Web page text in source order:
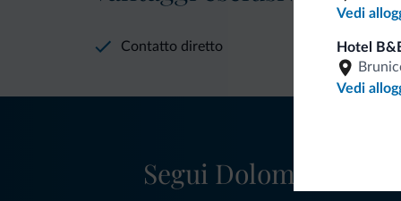
Vedi
Hotel
Vedi
Contatto diretto
Segui Dolomiti.it